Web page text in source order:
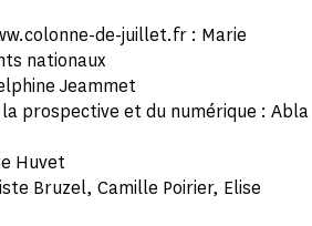
de-juillet.fr : Marie
nationaux
Jeammet
prospective et du numérique : Abla
Huvet
Bruzel, Camille Poirier, Elise